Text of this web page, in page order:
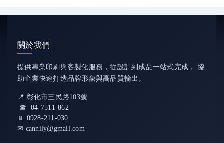
關於我們
提供專業印刷與客製化服務，從設計到成品一站式完成， 協
助企業快速打造品牌形象與高品質輸出。
📍 彰化市三民路103號
☎ 04-7511-862
📱 0928-211-030
✉ cannily@gmail.com